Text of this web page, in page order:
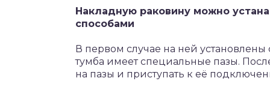
Накладную раковину можно
способами
В первом случае на ней
тумба имеет специальные пазы.
на пазы и приступать к её